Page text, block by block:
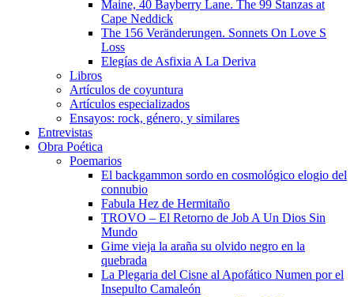
Maine, 40 Bayberry Lane. The 99 Stanzas at
Cape Neddick
The 156 Veränderungen. Sonnets On Love S
Loss
Elegías de Asfixia A La Deriva
Libros
Artículos de coyuntura
Artículos especializados
Ensayos: rock, género, y similares
Entrevistas
Obra Poética
Poemarios
El backgammon sordo en cosmológico elogio del
connubio
Fabula Hez de Hermitaño
TROVO – El Retorno de Job A Un Dios Sin
Mundo
Gime vieja la araña su olvido negro en la
quebrada
La Plegaria del Cisne al Apofático Numen por el
Insepulto Camaleón